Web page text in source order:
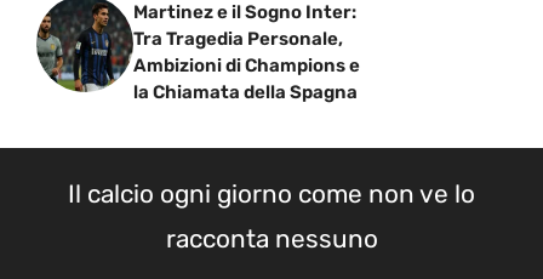
Martinez e il Sogno Inter:
Tra Tragedia Personale,
Ambizioni di Champions e
la Chiamata della Spagna
Il calcio ogni giorno come non ve lo
racconta nessuno